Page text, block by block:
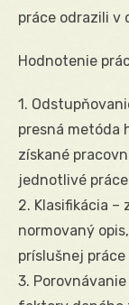
práce odrazili v
Hodnotenie
1.
presná metóda
získané
jednotlivé
2. Klasifikácia –
normovaný
príslušnej práce
3.